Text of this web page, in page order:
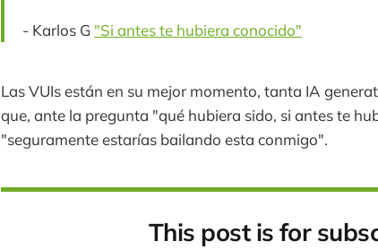
- Karlos G "Si antes te hubiera conocido"
Las VUIs están en su mejor momento, tanta IA
que, ante la pregunta "qué hubiera sido, si antes te
"seguramente estarías bailando esta conmigo".
This post is for